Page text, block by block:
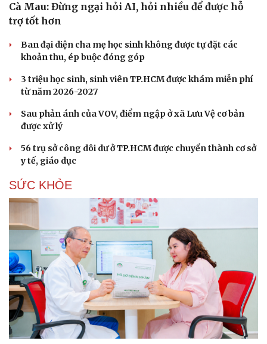
Cà Mau: Đừng ngại hỏi AI, hỏi nhiều để được hỗ
trợ tốt hơn
Ban đại diện cha mẹ học sinh không được tự đặt các
khoản thu, ép buộc đóng góp
3 triệu học sinh, sinh viên TP.HCM được khám miễn phí
từ năm 2026-2027
Sau phản ánh của VOV, điểm ngập ở xã Lưu Vệ cơ bản
được xử lý
56 trụ sở công dôi dư ở TP.HCM được chuyển thành cơ sở
y tế, giáo dục
SỨC KHỎE